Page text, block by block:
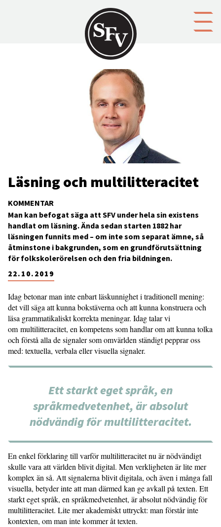
KOMMENTAR
Läsning och multilitteracitet
22.10.2019
Man kan befogat säga att SFV under hela sin existens
handlat om läsning. Ända sedan starten 1882 har
läsningen funnits med – om inte som separat ämne, så
åtminstone i bakgrunden, som en grundförutsättning
för folkskolerörelsen och den fria bildningen.
Idag betonar man inte enbart läskunnighet i traditionell mening:
det vill säga att kunna bokstäverna och att kunna konstruera och
läsa grammatikaliskt korrekta meningar. Idag talar vi
om multilitteracitet, en kompetens som handlar om att kunna tolka
och förstå alla de signaler som omvärlden ständigt pepprar oss
med: textuella, verbala eller visuella signaler.
Ett starkt eget språk, en
språkmedvetenhet, är absolut
nödvändig för multilitteracitet.
En enkel förklaring till varför multilitteracitet nu är nödvändigt
skulle vara att världen blivit digital. Men verkligheten är lite mer
komplex än så. Att signalerna blivit digitala, och även i många fall
visuella, betyder inte att man därmed kan ge avkall på texten. Ett
starkt eget språk, en språkmedvetenhet, är absolut nödvändig för
multilitteracitet. Lite mer akademiskt uttryckt: man förstår inte
kontexten, om man inte kommer åt texten.